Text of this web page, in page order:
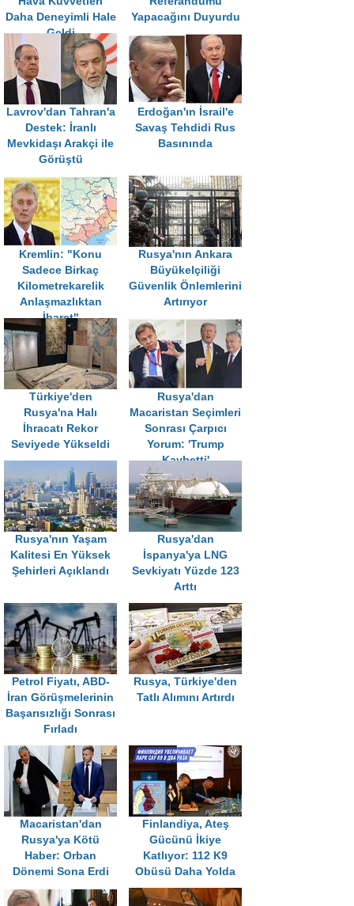
Daha Deneyimli Hale
Geldi
Yapacağını Duyurdu
Lavrov'dan Tahran'a
Destek: İranlı
Mevkidaşı Arakçi ile
Görüştü
Erdoğan'ın İsrail'e
Savaş Tehdidi Rus
Basınında
Kremlin: "Konu
Sadece Birkaç
Kilometrekarelik
Anlaşmazlıktan
İbaret"
Rusya'nın Ankara
Büyükelçiliği
Güvenlik Önlemlerini
Artırıyor
Türkiye'den
Rusya'na Halı
İhracatı Rekor
Seviyede Yükseldi
Rusya'dan
Macaristan Seçimleri
Sonrası Çarpıcı
Yorum: 'Trump
Kaybetti'
Rusya'nın Yaşam
Kalitesi En Yüksek
Şehirleri Açıklandı
Rusya'dan
İspanya'ya LNG
Sevkiyatı Yüzde 123
Arttı
Petrol Fiyatı, ABD-
İran Görüşmelerinin
Başarısızlığı Sonrası
Fırladı
Rusya, Türkiye'den
Tatlı Alımını Artırdı
Macaristan'dan
Rusya'ya Kötü
Haber: Orban
Dönemi Sona Erdi
Finlandiya, Ateş
Gücünü İkiye
Katlıyor: 112 K9
Obüsü Daha Yolda